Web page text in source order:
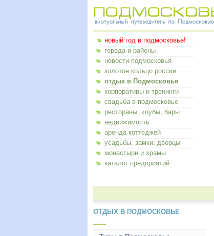
новый год в подмосковье!
города и районы
новости подмосковья
золотое кольцо россии
отдых в Подмосковье
корпоративы и тренинги
свадьба в подмосковье
рестораны, клубы, бары
недвижимость
аренда коттеджей
усадьбы, замки, дворцы
монастыри и храмы
каталог предприятий
ОТДЫХ В ПОДМОСКОВЬЕ